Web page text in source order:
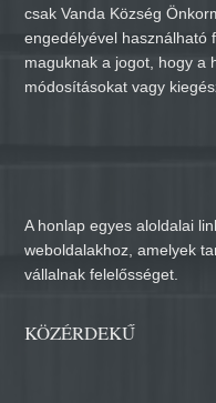
csak Vanda Község
engedélyével használható
maguknak a jogot, hogy a
módosításokat vagy
A honlap egyes aloldalai
weboldalakhoz, amelyek
vállalnak felelősséget.
KÖZÉRDEKŰ